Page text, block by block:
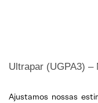
Ultrapar (UGPA3) –
Ajustamos nossas